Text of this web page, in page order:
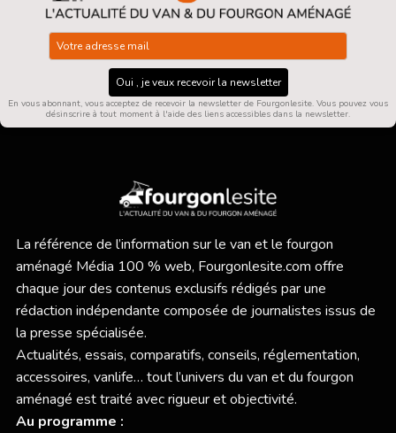
Oui , je veux recevoir la newsletter
En vous abonnant, vous acceptez de recevoir la newsletter de Fourgonlesite. Vous pouvez vous
désinscrire à tout moment à l'aide des liens accessibles dans la newsletter.
La référence de l’information sur le van et le fourgon
aménagé Média 100 % web, Fourgonlesite.com offre
chaque jour des contenus exclusifs rédigés par une
rédaction indépendante composée de journalistes issus de
la presse spécialisée.
Actualités, essais, comparatifs, conseils, réglementation,
accessoires, vanlife… tout l’univers du van et du fourgon
aménagé est traité avec rigueur et objectivité.
Au programme :